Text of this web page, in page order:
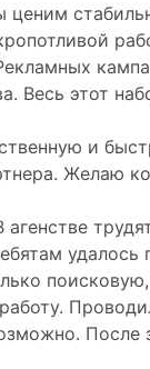
этот
и
Желаю